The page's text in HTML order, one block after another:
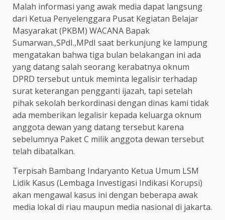
Malah informasi yang awak media dapat langsung
dari Ketua Penyelenggara Pusat Kegiatan Belajar
Masyarakat (PKBM) WACANA Bapak
Sumarwan.,SPdI.,MPdI saat berkunjung ke lampung
mengatakan bahwa tiga bulan belakangan ini ada
yang datang salah seorang kerabatnya oknum
DPRD tersebut untuk meminta legalisir terhadap
surat keterangan pengganti ijazah, tapi setelah
pihak sekolah berkordinasi dengan dinas kami tidak
ada memberikan legalisir kepada keluarga oknum
anggota dewan yang datang tersebut karena
sebelumnya Paket C milik anggota dewan tersebut
telah dibatalkan.
Terpisah Bambang Indaryanto Ketua Umum LSM
Lidik Kasus (Lembaga Investigasi Indikasi Korupsi)
akan mengawal kasus ini dengan beberapa awak
media lokal di riau maupun media nasional di jakarta.